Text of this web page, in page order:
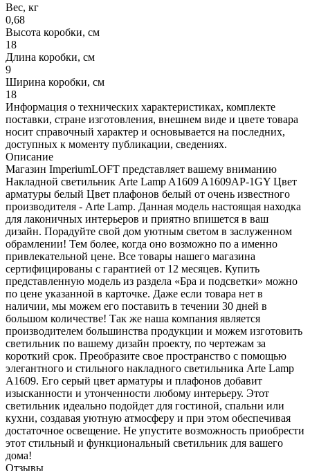
Вес, кг
0,68
Высота коробки, см
18
Длина коробки, см
9
Ширина коробки, см
18
Информация о технических характеристиках, комплекте
поставки, стране изготовления, внешнем виде и цвете товара
носит справочный характер и основывается на последних,
доступных к моменту публикации, сведениях.
Описание
Магазин ImperiumLOFT представляет вашему вниманию
Накладной светильник Arte Lamp A1609 A1609AP-1GY Цвет
арматуры белый Цвет плафонов белый от очень известного
производителя - Arte Lamp. Данная модель настоящая находка
для лаконичных интерьеров и приятно впишется в ваш
дизайн. Порадуйте свой дом уютным светом в заслуженном
обрамлении! Тем более, когда оно возможно по а именно
привлекательной цене. Все товары нашего магазина
сертифицированы с гарантией от 12 месяцев. Купить
представленную модель из раздела «Бра и подсветки» можно
по цене указанной в карточке. Даже если товара нет в
наличии, мы можем его поставить в течении 30 дней в
большом количестве! Так же наша компания является
производителем большинства продукции и можем изготовить
светильник по вашему дизайн проекту, по чертежам за
короткий срок. Преобразите свое пространство с помощью
элегантного и стильного накладного светильника Arte Lamp
A1609. Его серый цвет арматуры и плафонов добавит
изысканности и утонченности любому интерьеру. Этот
светильник идеально подойдет для гостиной, спальни или
кухни, создавая уютную атмосферу и при этом обеспечивая
достаточное освещение. Не упустите возможность приобрести
этот стильный и функциональный светильник для вашего
дома!
Отзывы